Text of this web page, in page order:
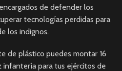
de defender los
tecnologías perdidas para
los indignos.
de plástico puedes montar 16
para tus ejércitos de